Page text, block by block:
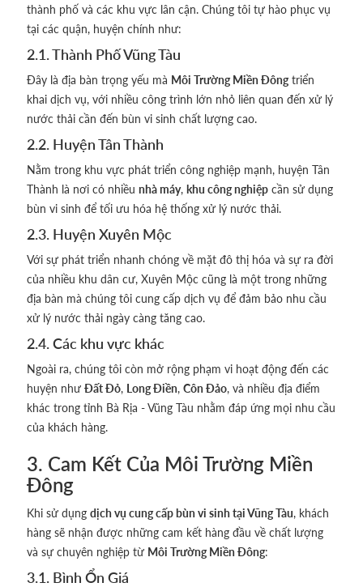
thành phố và các khu vực lân cận. Chúng tôi tự hào phục vụ
tại các quận, huyện chính như:
2.1. Thành Phố Vũng Tàu
Đây là địa bàn trọng yếu mà Môi Trường Miền Đôngtriển
khai dịch vụ, với nhiều công trình lớn nhỏ liên quan đến xử lý
nước thải cần đến bùn vi sinh chất lượng cao.
2.2. Huyện Tân Thành
Nằm trong khu vực phát triển công nghiệp mạnh, huyện Tân
Thành là nơi có nhiều nhà máy, khu công nghiệpcần sử dụng
bùn vi sinh để tối ưu hóa hệ thống xử lý nước thải.
2.3. Huyện Xuyên Mộc
Với sự phát triển nhanh chóng về mặt đô thị hóa và sự ra đời
của nhiều khu dân cư, Xuyên Mộc cũng là một trong những
địa bàn mà chúng tôi cung cấp dịch vụ để đảm bảo nhu cầu
xử lý nước thải ngày càng tăng cao.
2.4. Các khu vực khác
Ngoài ra, chúng tôi còn mở rộng phạm vi hoạt động đến các
huyện như Đất Đỏ, Long Điền, Côn Đảo, và nhiều địa điểm
khác trong tỉnh Bà Rịa - Vũng Tàu nhằm đáp ứng mọi nhu cầu
của khách hàng.
3. Cam Kết Của Môi Trường Miền
Đông
Khi sử dụng dịch vụ cung cấp bùn vi sinh tại Vũng Tàu, khách
hàng sẽ nhận được những cam kết hàng đầu về chất lượng
và sự chuyên nghiệp từ Môi Trường Miền Đông:
3.1. Bình Ổn Giá